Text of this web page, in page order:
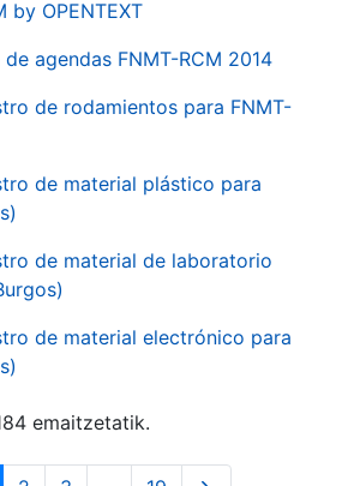
by OPENTEXT
agendas FNMT-RCM 2014
de rodamientos para FNMT-
de material plástico para
de material de laboratorio
de material electrónico para
emaitzetatik.